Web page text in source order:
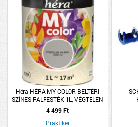
Héra HÉRA MY COLOR BELTÉRI
SZÍNES FALFESTÉK 1L, VÉGTELEN
HAJNAL
4 499 Ft
Praktiker